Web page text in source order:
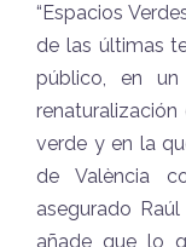
“Espacios
de las últimas
público, en
verde y en la
de València
asegurado
añade que lo